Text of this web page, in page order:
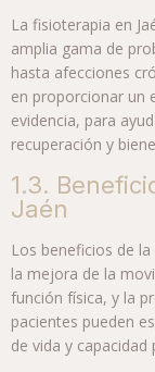
La fisioterapia en
amplia gama de
hasta afecciones
en proporcionar un
evidencia, para
recuperación y
1.3.
Jaén
Los beneficios de
la mejora de la
función física, y la
pacientes pueden
de vida y capacidad